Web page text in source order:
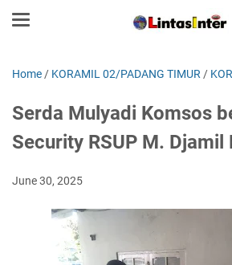
Home / KORAMIL 02/PADANG TIMUR /
Serda Mulyadi Komsos
Security RSUP M. Djamil
June 30, 2025